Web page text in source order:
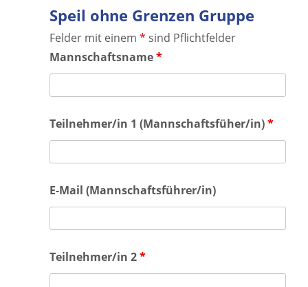
Speil ohne Grenzen Gruppe
Felder mit einem * sind Pflichtfelder
Mannschaftsname*
Teilnehmer/in 1 (Mannschaftsfüher/in)*
E-Mail (Mannschaftsführer/in)
Teilnehmer/in 2*